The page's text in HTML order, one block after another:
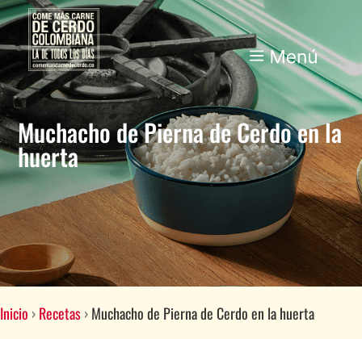
Muchacho de Pierna de Cerdo en la
huerta
Inicio ›Recetas›Muchacho de Pierna de Cerdo en la huerta